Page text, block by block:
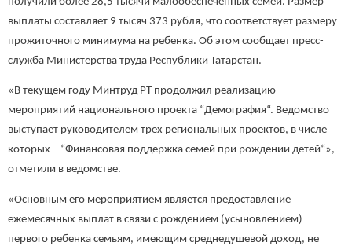
выплаты составляет 9 тысяч 373 рубля, что соответствует размеру
прожиточного минимума на ребенка. Об этом сообщает пресс-
служба Министерства труда Республики Татарстан.
«В текущем году Минтруд РТ продолжил реализацию
мероприятий национального проекта “Демография“. Ведомство
выступает руководителем трех региональных проектов, в числе
которых – “Финансовая поддержка семей при рождении детей“», -
отметили в ведомстве.
«Основным его мероприятием является предоставление
ежемесячных выплат в связи с рождением (усыновлением)
первого ребенка семьям, имеющим среднедушевой доход, не